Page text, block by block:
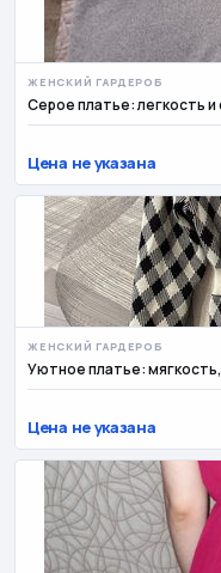
ЖЕНСКИЙ ГАРДЕРОБ
Серое платье: легкость и
Цена не указана
ЖЕНСКИЙ ГАРДЕРОБ
Уютное платье:
Цена не указана